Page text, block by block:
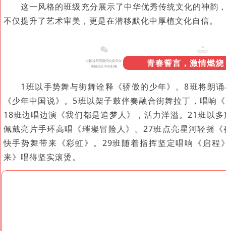
这一风格的班级充分展示了中华优秀传统文化的神韵
不仅提升了艺术审美，更是在潜移默化中厚植文化自信。
青春誓言，激情燃烧
1班以手势舞与街舞诠释《骄傲的少年》。8班将朗
《少年中国说》。5班以架子鼓伴奏融合街舞拉丁，唱响
18班边唱边演《我们都是追梦人》，活力洋溢。21班以
佩戴亮片手环高唱《璀璨冒险人》。27班点亮星河轻摇
快手势舞带来《彩虹》。29班随着指挥坚定唱响《启程
来》唱得坚实滚烫。